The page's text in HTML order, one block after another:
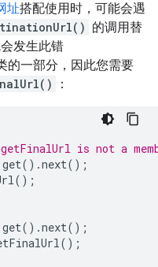
址搭配使用时，可能会遇
的调用替
发生此错
的一部分，因此您需要
：
is not a
get().next();
();
get().next();
();